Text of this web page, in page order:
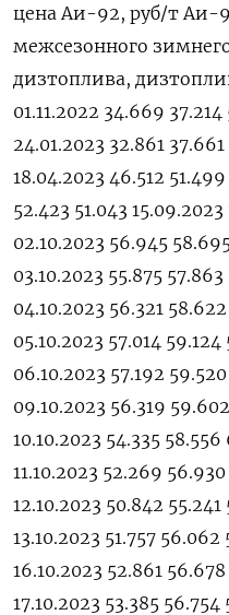
цена Аи-92, руб/т Аи-
межсезонного
дизтоплива,
01.11.2022 34.669 37.214
24.01.2023 32.861
18.04.2023 46.512
52.423 51.043
02.10.2023 56.945
03.10.2023 55.875
04.10.2023 56.321
05.10.2023 57.014
06.10.2023 57.192
09.10.2023 56.319
10.10.2023 54.335
11.10.2023 52.269
12.10.2023 50.842
13.10.2023 51.757
16.10.2023 52.861
17.10.2023 53.385 56.754